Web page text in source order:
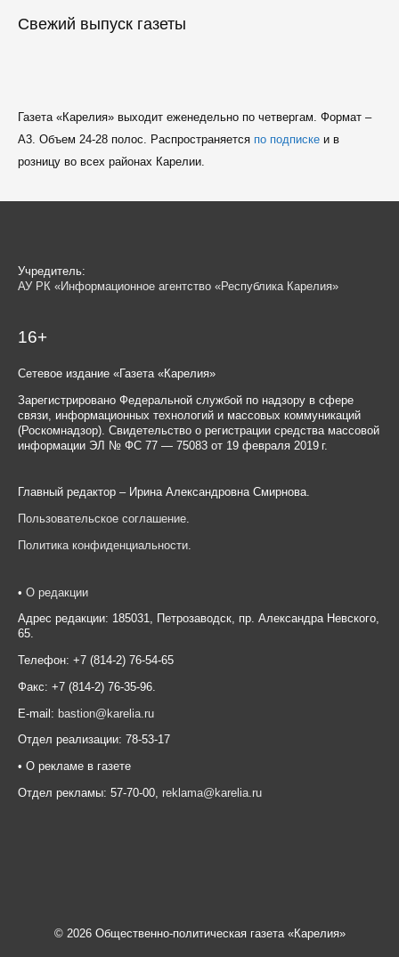
Свежий выпуск газеты
Газета «Карелия» выходит еженедельно по четвергам. Формат –
A3. Объем 24-28 полос. Распространяется по подпискеи в
розницу во всех районах Карелии.
Учредитель:
АУ РК «Информационное агентство «Республика Карелия»
16+
Сетевое издание «Газета «Карелия»
Зарегистрировано Федеральной службой по надзору в сфере
связи, информационных технологий и массовых коммуникаций
(Роскомнадзор). Свидетельство о регистрации средства массовой
информации ЭЛ № ФС 77 — 75083 от 19 февраля 2019 г.
Главный редактор – Ирина Александровна Смирнова.
Пользовательское соглашение.
Политика конфиденциальности
• О редакции
Адрес редакции: 185031, Петрозаводск, пр. Александра Невского,
65.
Телефон: +7 (814-2) 76-54-65
Факс: +7 (814-2) 76-35-96.
E-mail: bastion@karelia.ru
Отдел реализации: 78-53-17
• О рекламе в газете
Отдел рекламы: 57-70-00, reklama@karelia.ru
© 2026 Общественно-политическая газета «Карелия»